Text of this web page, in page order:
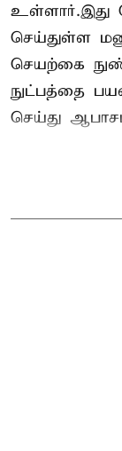
உள்ளார்.இது
செய்துள்ள
செயற்கை
நுட்பத்தை
செய்து